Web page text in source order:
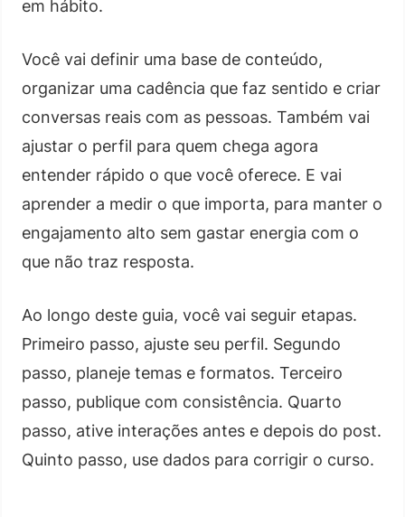
em hábito.
Você vai definir uma base de conteúdo,
organizar uma cadência que faz sentido e criar
conversas reais com as pessoas. Também vai
ajustar o perfil para quem chega agora
entender rápido o que você oferece. E vai
aprender a medir o que importa, para manter o
engajamento alto sem gastar energia com o
que não traz resposta.
Ao longo deste guia, você vai seguir etapas.
Primeiro passo, ajuste seu perfil. Segundo
passo, planeje temas e formatos. Terceiro
passo, publique com consistência. Quarto
passo, ative interações antes e depois do post.
Quinto passo, use dados para corrigir o curso.